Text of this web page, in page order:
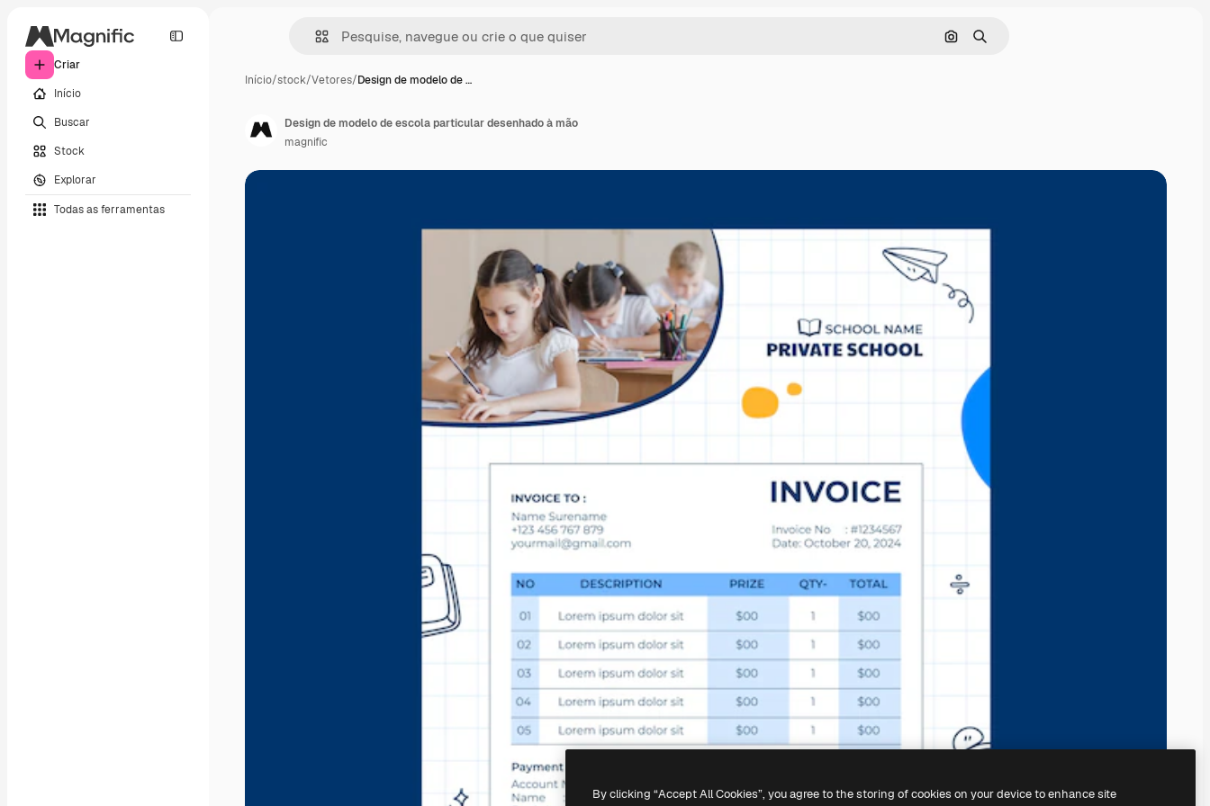
Criar
Início
Buscar
Stock
Explorar
Todas as ferramentas
Pesquisar por imagem
Buscar
Início/stock/Vetores/Design de modelo de …
Design de modelo de escola particular desenhado à mão
magnific
By clicking “Accept All Cookies”, you agree to the storing of cookies on your device to enhance site